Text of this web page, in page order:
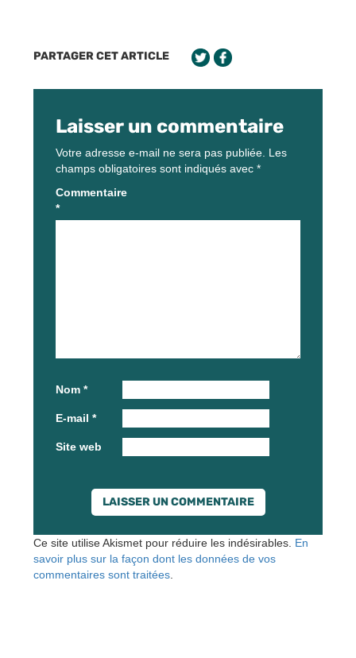
PARTAGER CET ARTICLE
Laisser un commentaire
Votre adresse e-mail ne sera pas publiée. Les
champs obligatoires sont indiqués avec *
Commentaire
*
Nom *
E-mail *
Site web
Ce site utilise Akismet pour réduire les indésirables. En
savoir plus sur la façon dont les données de vos
commentaires sont traitées